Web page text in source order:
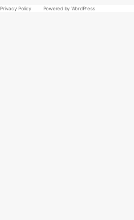
Privacy Policy Powered by WordPress